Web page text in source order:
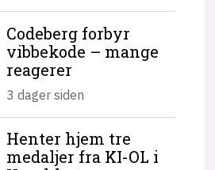
Codeberg forbyr
vibbekode – mange
reagerer
3 dager siden
Henter hjem tre
medaljer fra KI-OL i